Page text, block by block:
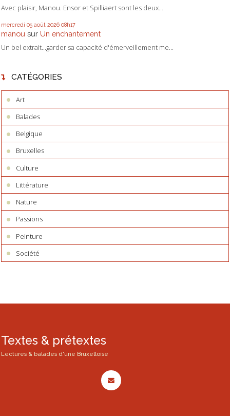
Avec plaisir, Manou. Ensor et Spilliaert sont les deux...
mercredi 05 août 2026 08h17
manou sur Un enchantement
Un bel extrait...garder sa capacité d'émerveillement me...
CATÉGORIES
Art
Balades
Belgique
Bruxelles
Culture
Littérature
Nature
Passions
Peinture
Société
Textes & prétextes
Lectures & balades d'une Bruxelloise